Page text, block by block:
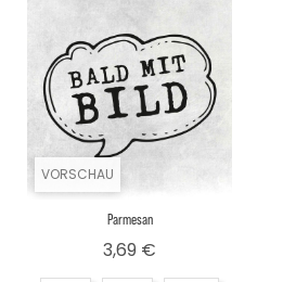
VORSCHAU
Parmesan
3,69 €